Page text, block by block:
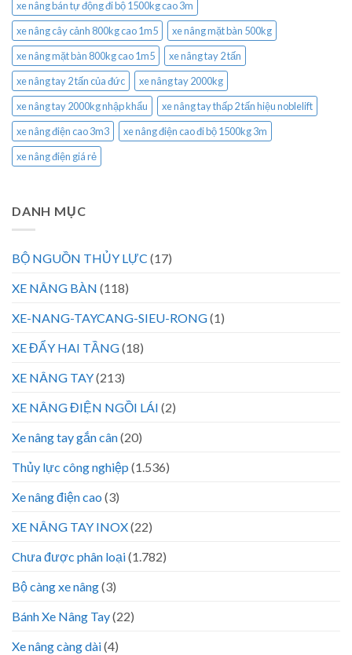
xe nâng bán tự động đi bộ 1500kg cao 3m
xe nâng cây cảnh 800kg cao 1m5
xe nâng mặt bàn 500kg
xe nâng mặt bàn 800kg cao 1m5
xe nâng tay 2 tấn
xe nâng tay 2 tấn của đức
xe nâng tay 2000kg
xe nâng tay 2000kg nhập khẩu
xe nâng tay thấp 2 tấn hiệu noblelift
xe nâng điện cao 3m3
xe nâng điện cao đi bộ 1500kg 3m
xe nâng điện giá rẻ
DANH MỤC
BỘ NGUỒN THỦY LỰC (17)
XE NÂNG BÀN (118)
XE-NANG-TAYCANG-SIEU-RONG(1)
XE ĐẨY HAI TẦNG(18)
XE NÂNG TAY(213)
XE NÂNG ĐIỆN NGỒI LÁI (2)
Xe nâng tay gắn cân(20)
Thủy lực công nghiệp (1.536)
Xe nâng điện cao (3)
XE NÂNG TAY INOX(22)
Chưa được phân loại(1.782)
Bộ càng xe nâng(3)
Bánh Xe Nâng Tay(22)
Xe nâng càng dài(4)